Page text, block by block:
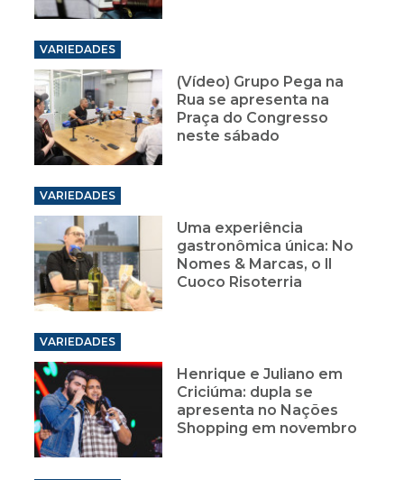
VARIEDADES
(Vídeo) Grupo Pega na
Rua se apresenta na
Praça do Congresso
neste sábado
VARIEDADES
Uma experiência
gastronômica única: No
Nomes & Marcas, o ll
Cuoco Risoterria
VARIEDADES
Henrique e Juliano em
Criciúma: dupla se
apresenta no Nações
Shopping em novembro